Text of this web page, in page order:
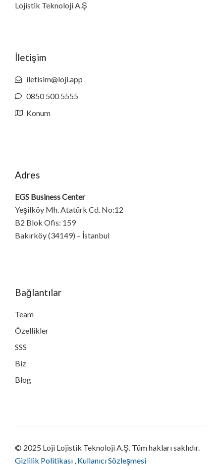
Lojistik Teknoloji A.Ş
İletişim
iletisim@loji.app
0850 500 5555
Konum
Adres
EGS Business Center
Yeşilköy Mh. Atatürk Cd. No:12
B2 Blok Ofis: 159
Bakırköy (34149) – İstanbul
Bağlantılar
Team
Özellikler
SSS
Biz
Blog
© 2025 Loji Lojistik Teknoloji A.Ş. Tüm hakları saklıdır.
Gizlilik Politikası , Kullanıcı Sözleşmesi